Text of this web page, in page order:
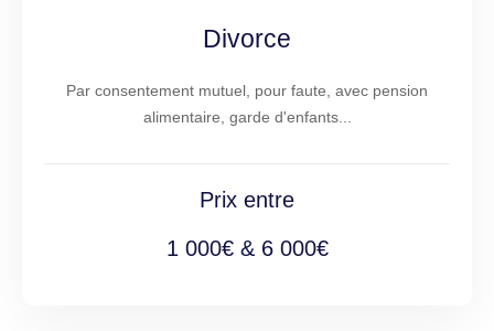
Divorce
Par consentement mutuel, pour faute, avec pension
alimentaire, garde d'enfants...
Prix entre
1 000€ & 6 000€